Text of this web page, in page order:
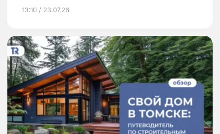
13:10 / 23.07.26